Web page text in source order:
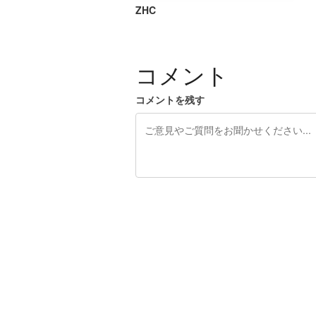
ZHC
コメント
コメントを残す